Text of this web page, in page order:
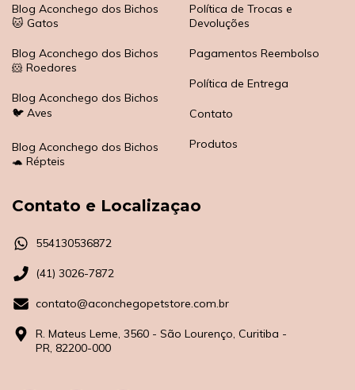
Blog Aconchego dos Bichos
🐱 Gatos
Blog Aconchego dos Bichos
🐹 Roedores
Blog Aconchego dos Bichos
🐦 Aves
Blog Aconchego dos Bichos
🐢 Répteis
Política de Trocas e
Devoluções
Pagamentos Reembolso
Política de Entrega
Contato
Produtos
Contato e Localizaçao
554130536872
(41) 3026-7872
contato@aconchegopetstore.com.br
R. Mateus Leme, 3560 - São Lourenço, Curitiba -
PR, 82200-000